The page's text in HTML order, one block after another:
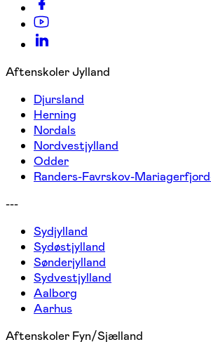
Aftenskoler Jylland
Djursland
Herning
Nordals
Nordvestjylland
Odder
Randers-Favrskov-
---
Sydjylland
Sydøstjylland
Sønderjylland
Sydvestjylland
Aalborg
Aarhus
Aftenskoler Fyn/Sjælland